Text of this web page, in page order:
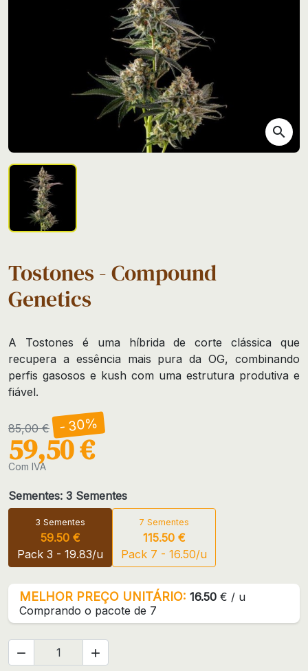
search
Tostones - Compound
Genetics
A Tostones é uma híbrida de corte clássica que
recupera a essência mais pura da OG, combinando
perfis gasosos e kush com uma estrutura produtiva e
fiável.
85,00 € - 30%
59,50 €
Com IVA
Sementes: 3 Sementes
3 Sementes
59.50 €
Pack 3 - 19.83/u
7 Sementes
115.50 €
Pack 7 - 16.50/u
MELHOR PREÇO UNITÁRIO: 16.50 € / u
Comprando o pacote de 7
 